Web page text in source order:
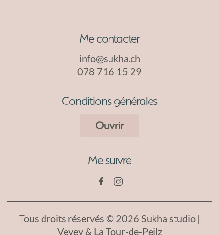
Me contacter
info@sukha.ch
078 716 15 29
Conditions générales
Ouvrir
Me suivre
Tous droits réservés © 2026 Sukha studio |
Vevey & La Tour-de-Peilz